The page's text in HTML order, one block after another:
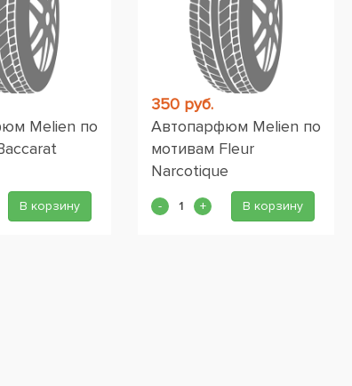
Melien по
В корзину
350 руб.
Автопарфюм Melien по
мотивам Fleur
Narcotique
В корзину